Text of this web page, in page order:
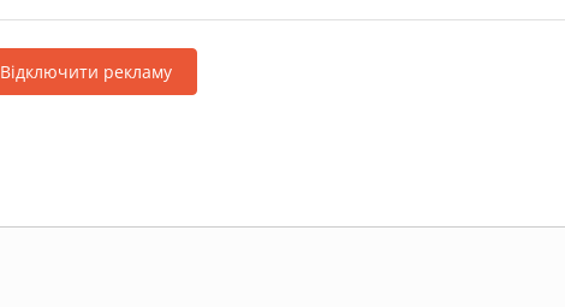
Відключити рекламу